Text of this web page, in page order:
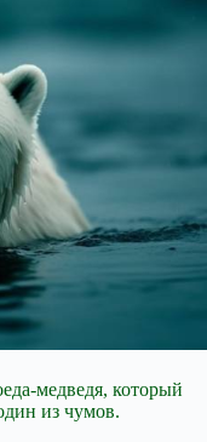
медведя, который
из чумов.